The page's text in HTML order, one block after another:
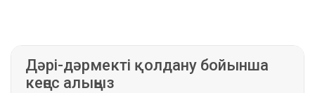
Дәрі-дәрмекті қолдану бойынша
кеңес алыңыз